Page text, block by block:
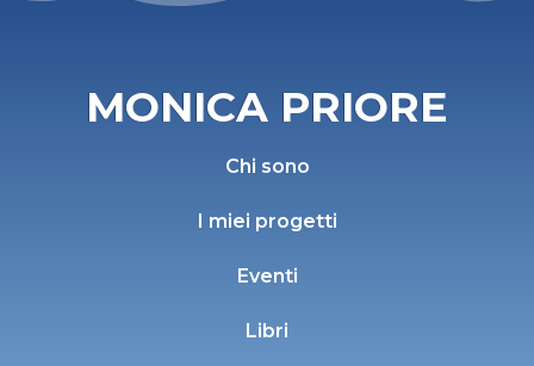
MONICA PRIORE
Chi sono
I miei progetti
Eventi
Libri